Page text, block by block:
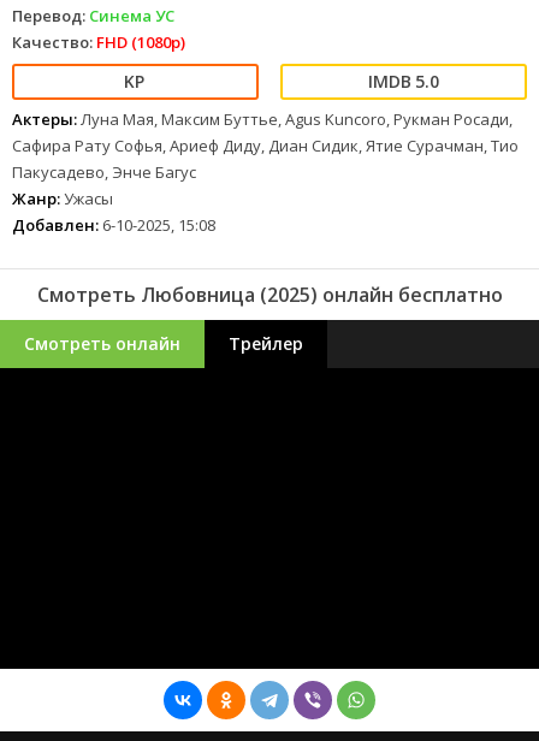
Перевод: Синема УС
Качество: FHD (1080p)
5.0
Актеры:Луна Мая, Максим Буттье, Agus Kuncoro, Рукман Росади,
Сафира Рату Софья, Ариеф Диду, Диан Сидик, Ятие Сурачман, Тио
Пакусадево, Энче Багус
Жанр:Ужасы
Добавлен: 6-10-2025, 15:08
Смотреть Любовница (2025) онлайн бесплатно
Смотреть онлайн Трейлер